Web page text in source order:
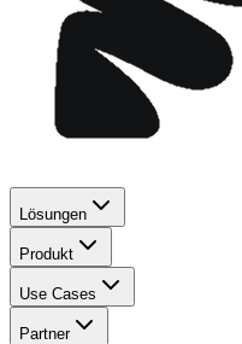
Lösungen
Produkt
Use Cases
Partner